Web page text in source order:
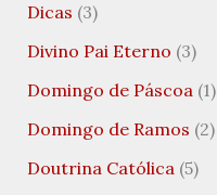
Dicas (3)
Divino Pai Eterno (3)
Domingo de Páscoa(1)
Domingo de Ramos (2)
Doutrina Católica(5)